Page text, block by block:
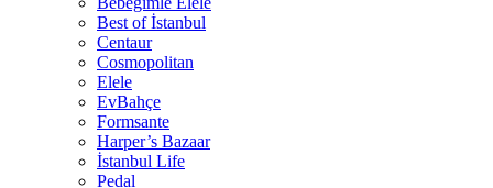
Best of İstanbul
Centaur
Cosmopolitan
Elele
EvBahçe
Formsante
Harper’s Bazaar
İstanbul Life
Pedal